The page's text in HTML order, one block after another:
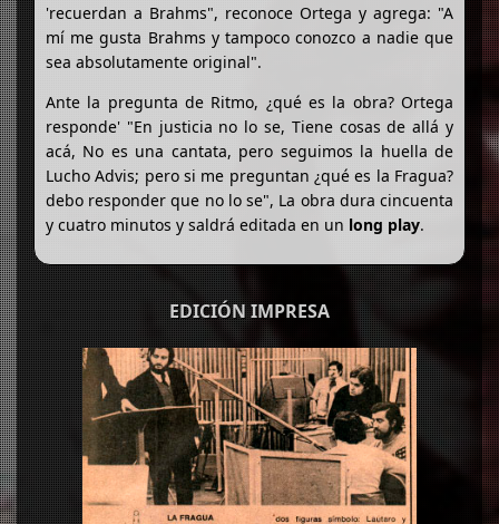
'recuerdan a Brahms", reconoce Ortega y agrega: "A
mí me gusta Brahms y tampoco conozco a nadie que
sea absolutamente original".
Ante la pregunta de Ritmo, ¿qué es la obra? Ortega
responde' "En justicia no lo se, Tiene cosas de allá y
acá, No es una cantata, pero seguimos la huella de
Lucho Advis; pero si me preguntan ¿qué es la Fragua?
debo responder que no lo se", La obra dura cincuenta
y cuatro minutos y saldrá editada en un long play.
EDICIÓN IMPRESA